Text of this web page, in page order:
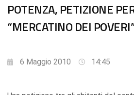
POTENZA, PETIZIONE
“MERCATINO DEI
6 Maggio 2010 14:45